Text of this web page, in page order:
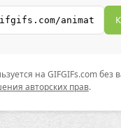
на GIFGIFs.com без
авторских прав.